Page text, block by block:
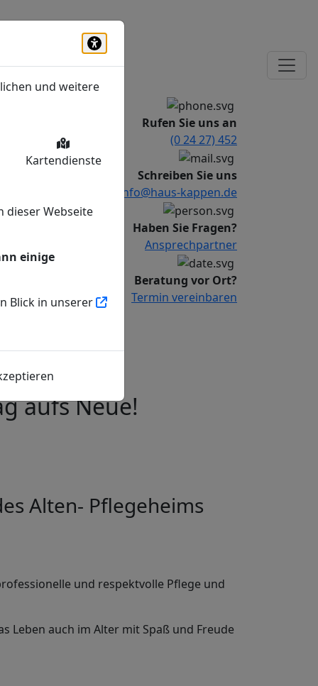
Rufen Sie uns an
(0 24 27) 452
Schreiben Sie uns
info@haus-kappen.de
Haben Sie Fragen?
Ansprechpartner
Beratung vor Ort?
Termin vereinbaren
aufs Neue!
Alten- Pflegeheims
und respektvolle Pflege und
auch im Alter mit Spaß und Freude
und weitere
Kartendienste
dieser Webseite
einige
Blick in unserer